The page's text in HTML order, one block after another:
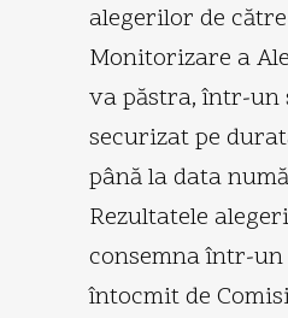
alegerilor de
Monitorizare a
va păstra, într-un
securizat pe
până la data
Rezultatele
consemna într-
întocmit de